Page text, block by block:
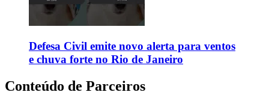
Defesa Civil emite novo alerta para ventos
e chuva forte no Rio de Janeiro
Conteúdo de Parceiros